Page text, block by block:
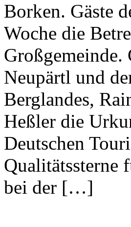
Borken. Gäste
Woche die
Neupärtl und
Berglandes,
Heßler die
Deutschen
Qualitätssterne
bei der […]